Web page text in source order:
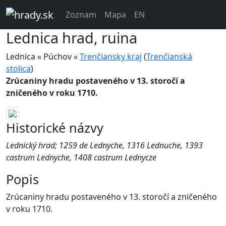
Zoznam Mapa EN
Lednica hrad, ruina
Lednica « Púchov «Trenčiansky kraj (Trenčianská
stolica)
Zrúcaniny hradu postaveného v 13. storočí a
zničeného v roku 1710.
Historické názvy
Lednický hrad; 1259 de Lednyche, 1316 Lednuche, 1393
castrum Lednyche, 1408 castrum Lednycze
Popis
Zrúcaniny hradu postaveného v 13. storočí a zničeného
v roku 1710.